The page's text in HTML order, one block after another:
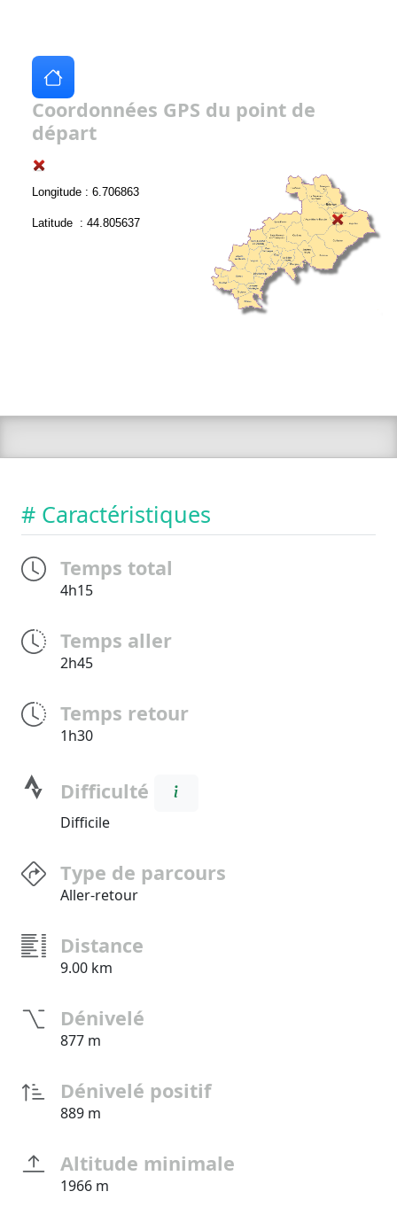
Coordonnées GPS du point de
départ
Longitude : 6.706863
Latitude : 44.805637
# Caractéristiques
Temps total
4h15
Temps aller
2h45
Temps retour
1h30
Difficulté
Difficile
Type de parcours
Aller-retour
Distance
9.00 km
Dénivelé
877 m
Dénivelé positif
889 m
Altitude minimale
1966 m